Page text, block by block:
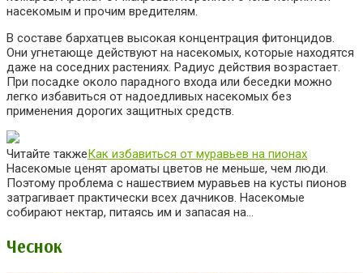
насекомым и прочим вредителям.
В составе бархатцев высокая концентрация фитонцидов.
Они угнетающе действуют на насекомых, которые находятся
даже на соседних растениях. Радиус действия возрастает.
При посадке около парадного входа или беседки можно
легко избавиться от надоедливых насекомых без
применения дорогих защитных средств.
Читайте такжеКак избавиться от муравьев на пионах
Насекомые ценят ароматы цветов не меньше, чем люди.
Поэтому проблема с нашествием муравьев на кусты пионов
затрагивает практически всех дачников. Насекомые
собирают нектар, питаясь им и запасая на…
Чеснок